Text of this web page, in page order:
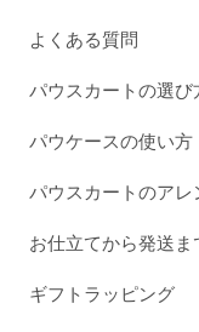
よくある質問
パウスカートの選び
パウケースの使い方
パウスカートのアレ
お仕立てから発送ま
ギフトラッピング